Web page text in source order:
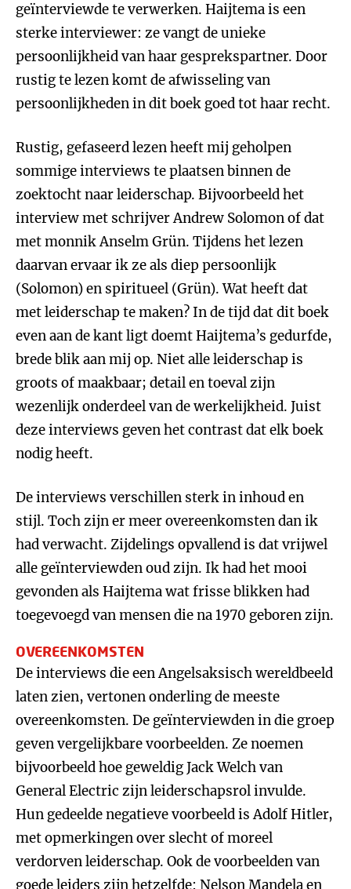
geïnterviewde te verwerken. Haijtema is een
sterke interviewer: ze vangt de unieke
persoonlijkheid van haar gesprekspartner. Door
rustig te lezen komt de afwisseling van
persoonlijkheden in dit boek goed tot haar recht.
Rustig, gefaseerd lezen heeft mij geholpen
sommige interviews te plaatsen binnen de
zoektocht naar leiderschap. Bijvoorbeeld het
interview met schrijver Andrew Solomon of dat
met monnik Anselm Grün. Tijdens het lezen
daarvan ervaar ik ze als diep persoonlijk
(Solomon) en spiritueel (Grün). Wat heeft dat
met leiderschap te maken? In de tijd dat dit boek
even aan de kant ligt doemt Haijtema’s gedurfde,
brede blik aan mij op. Niet alle leiderschap is
groots of maakbaar; detail en toeval zijn
wezenlijk onderdeel van de werkelijkheid. Juist
deze interviews geven het contrast dat elk boek
nodig heeft.
De interviews verschillen sterk in inhoud en
stijl. Toch zijn er meer overeenkomsten dan ik
had verwacht. Zijdelings opvallend is dat vrijwel
alle geïnterviewden oud zijn. Ik had het mooi
gevonden als Haijtema wat frisse blikken had
toegevoegd van mensen die na 1970 geboren zijn.
OVEREENKOMSTEN
De interviews die een Angelsaksisch wereldbeeld
laten zien, vertonen onderling de meeste
overeenkomsten. De geïnterviewden in die groep
geven vergelijkbare voorbeelden. Ze noemen
bijvoorbeeld hoe geweldig Jack Welch van
General Electric zijn leiderschapsrol invulde.
Hun gedeelde negatieve voorbeeld is Adolf Hitler,
met opmerkingen over slecht of moreel
verdorven leiderschap. Ook de voorbeelden van
goede leiders zijn hetzelfde: Nelson Mandela en